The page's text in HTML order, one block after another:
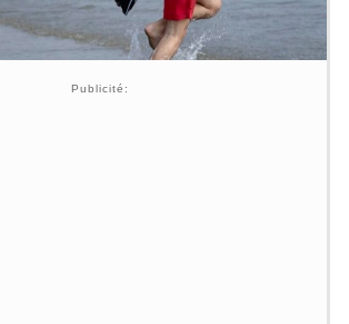
Publicité: